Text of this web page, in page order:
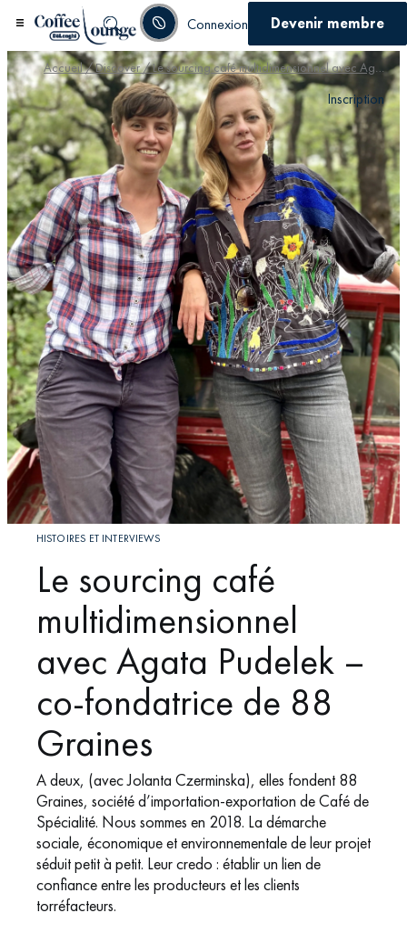
Connexion Devenir membre
Inscription
Accueil/Discover/ Le sourcing café multidimensionnel avec Agata Pudelek – co-fondatrice de 88 Graines
HISTOIRES ET INTERVIEWS
Le sourcing café
multidimensionnel
avec Agata Pudelek –
co-fondatrice de 88
Graines
A deux, (avec Jolanta Czerminska), elles fondent 88
Graines, société d’importation-exportation de Café de
Spécialité. Nous sommes en 2018. La démarche
sociale, économique et environnementale de leur projet
séduit petit à petit. Leur credo : établir un lien de
confiance entre les producteurs et les clients
torréfacteurs.